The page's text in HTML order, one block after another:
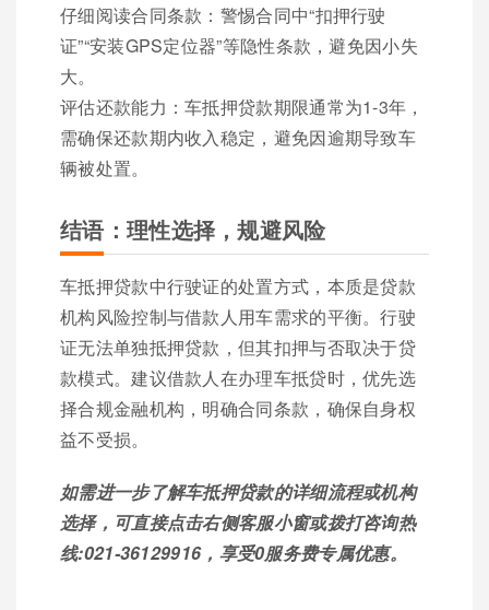
仔细阅读合同条款：警惕合同中“扣押行驶
证”“安装GPS定位器”等隐性条款，避免因小失
大。
评估还款能力：车抵押贷款期限通常为1-3年，
需确保还款期内收入稳定，避免因逾期导致车
辆被处置。
结语：理性选择，规避风险
车抵押贷款中行驶证的处置方式，本质是贷款
机构风险控制与借款人用车需求的平衡。行驶
证无法单独抵押贷款，但其扣押与否取决于贷
款模式。建议借款人在办理车抵贷时，优先选
择合规金融机构，明确合同条款，确保自身权
益不受损。
如需进一步了解车抵押贷款的详细流程或机构
选择，可直接点击右侧客服小窗或拨打咨询热
线:021-36129916，享受0服务费专属优惠。